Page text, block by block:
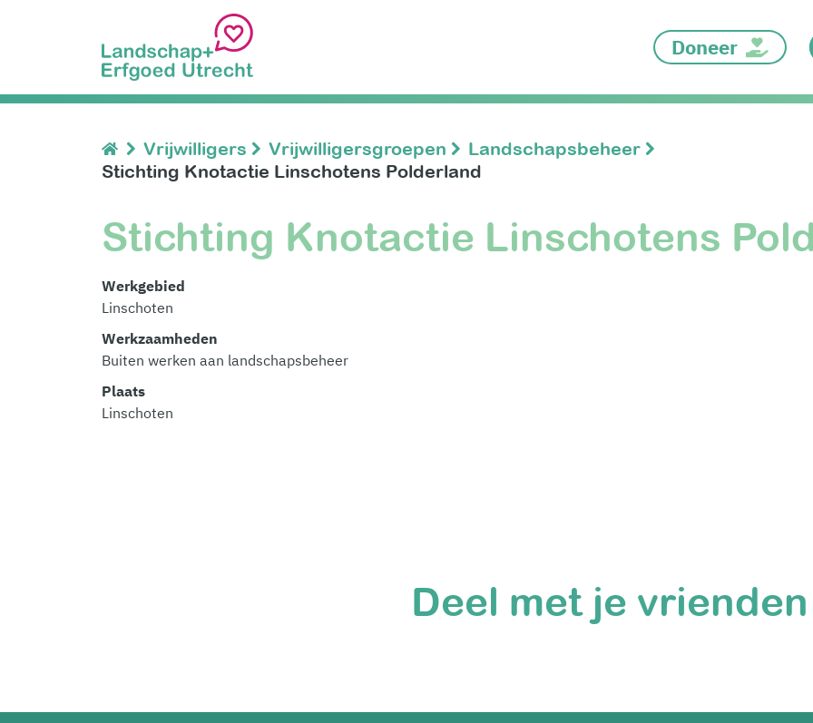
Doneer
Vrijwilligers Vrijwilligersgroepen
Landschapsbeheer
Stichting Knotactie Linschotens Polderland
Stichting Knotactie Linschotens
Werkgebied
Linschoten
Werkzaamheden
Buiten werken aan landschapsbeheer
Plaats
Linschoten
Deel met je vrienden